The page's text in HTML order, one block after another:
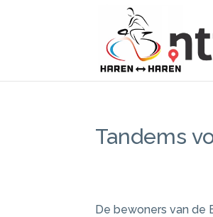
Tandems
De bewoners van de